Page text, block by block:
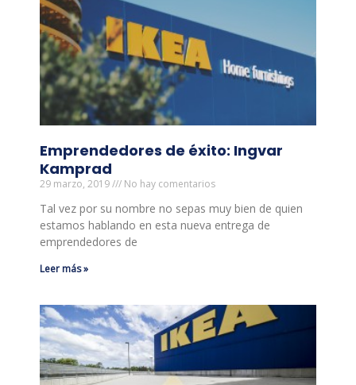
Emprendedores de éxito: Ingvar
Kamprad
29 marzo, 2019 No hay comentarios
Tal vez por su nombre no sepas muy bien de quien
estamos hablando en esta nueva entrega de
emprendedores de
Leer más »